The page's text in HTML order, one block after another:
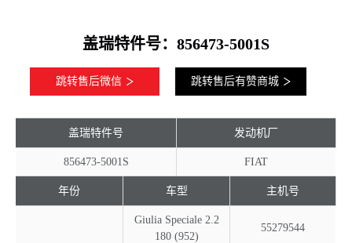
盖瑞特件号：856473-5001S
跳转售后微信 跳转售后有赞商城
盖瑞特件号 发动机厂
856473-5001S FIAT
年份 车型 主机号
Giulia Speciale 2.2
180 (952)
55279544